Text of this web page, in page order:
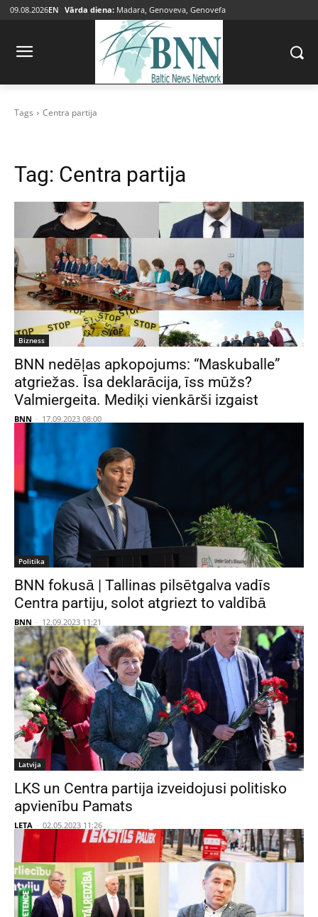
09.08.2026EN Vārda diena: Madara, Genoveva, Genovefa
Tags Centra partija
Tag: Centra partija
Bizness
BNN nedēļas apkopojums: “Maskuballe”
atgriežas. Īsa deklarācija, īss mūžs?
Valmiergeita. Mediķi vienkārši izgaist
BNN - 17.09.2023 08:00
Politika
BNN fokusā | Tallinas pilsētgalva vadīs
Centra partiju, solot atgriezt to valdībā
BNN - 12.09.2023 11:21
Latvija
LKS un Centra partija izveidojusi politisko
apvienību Pamats
LETA - 02.05.2023 11:26